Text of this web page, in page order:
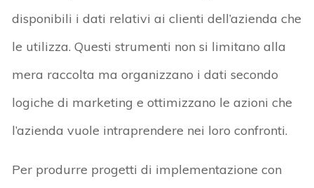
disponibili i dati relativi ai clienti dell’azienda che
le utilizza. Questi strumenti non si limitano alla
mera raccolta ma organizzano i dati secondo
logiche di marketing e ottimizzano le azioni che
l’azienda vuole intraprendere nei loro confronti.
Per produrre progetti di implementazione con